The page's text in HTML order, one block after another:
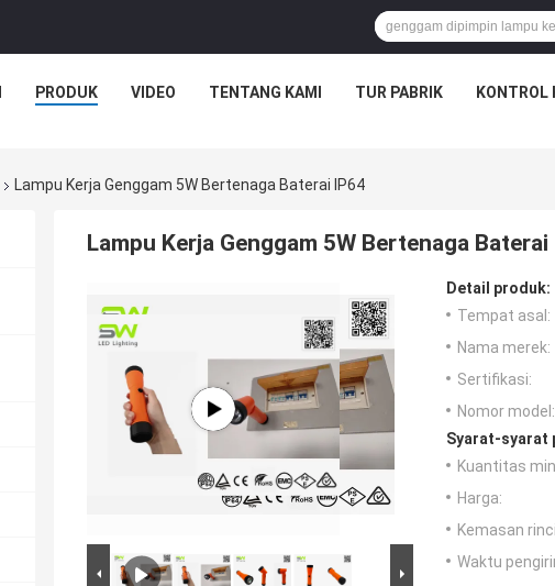
PRODUK VIDEO TENTANG KAMI TUR PABRIK KONTROL
Lampu Kerja Genggam 5W Bertenaga Baterai IP64
Lampu Kerja Genggam 5W Bertenaga Baterai
Detail produk:
Tempat asal:
Nama merek:
Sertifikasi:
Nomor model:
Syarat-syarat
Kuantitas
Harga:
Kemasan
Waktu